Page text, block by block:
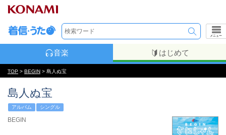
メニュー
音楽 はじめて
TOP > BEGIN > 島人ぬ宝
島人ぬ宝
アルバム シングル
BEGIN